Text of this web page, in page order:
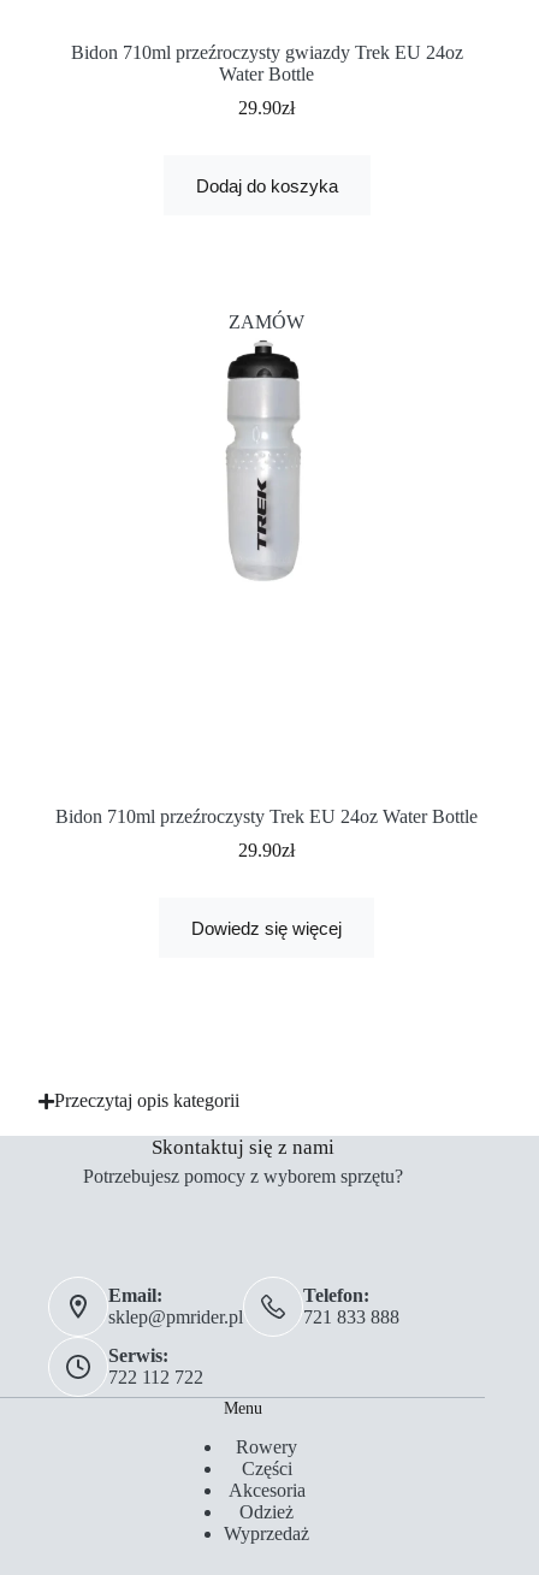
Bidon 710ml przeźroczysty gwiazdy Trek EU 24oz
Water Bottle
29.90zł
Dodaj do koszyka
ZAMÓW
Bidon 710ml przeźroczysty Trek EU 24oz Water Bottle
29.90zł
Dowiedz się więcej
Przeczytaj opis kategorii
Skontaktuj się z nami
Potrzebujesz pomocy z wyborem sprzętu?
Email:
sklep@pmrider.pl
Telefon:
721 833 888
Serwis:
722 112 722
Menu
Rowery
Części
Akcesoria
Odzież
Wyprzedaż